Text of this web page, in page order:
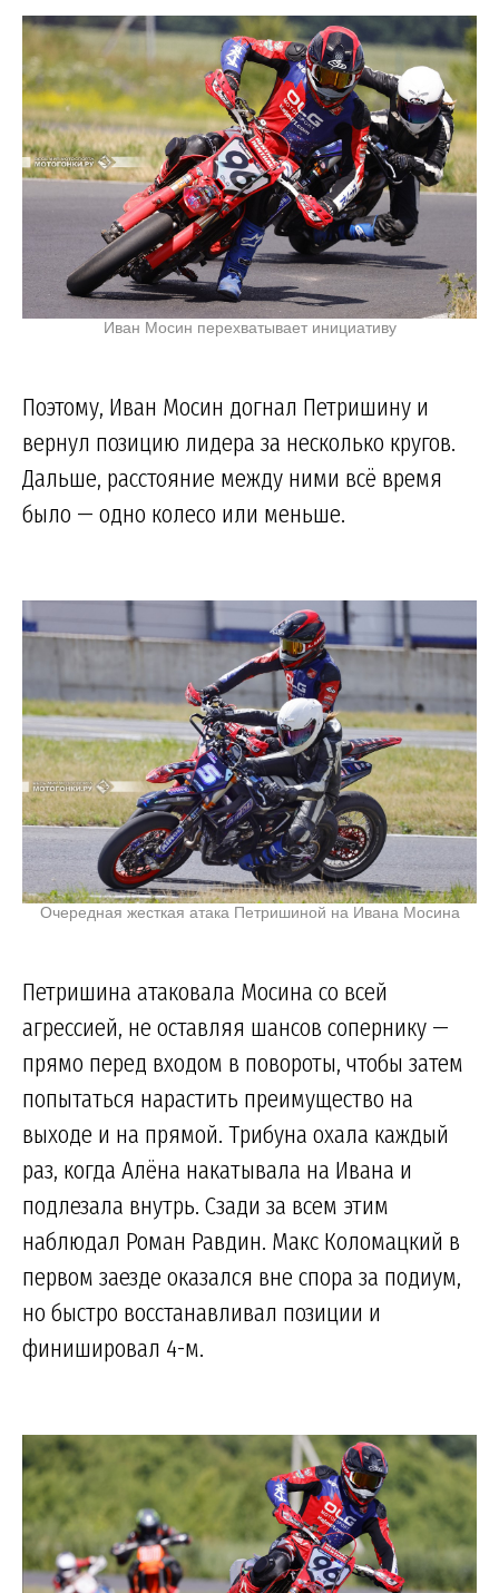
Иван Мосин перехватывает инициативу
Поэтому, Иван Мосин догнал Петришину и
вернул позицию лидера за несколько кругов.
Дальше, расстояние между ними всё время
было — одно колесо или меньше.
Очередная жесткая атака Петришиной на Ивана Мосина
Петришина атаковала Мосина со всей
агрессией, не оставляя шансов сопернику —
прямо перед входом в повороты, чтобы затем
попытаться нарастить преимущество на
выходе и на прямой. Трибуна охала каждый
раз, когда Алёна накатывала на Ивана и
подлезала внутрь. Сзади за всем этим
наблюдал Роман Равдин. Макс Коломацкий в
первом заезде оказался вне спора за подиум,
но быстро восстанавливал позиции и
финишировал 4-м.